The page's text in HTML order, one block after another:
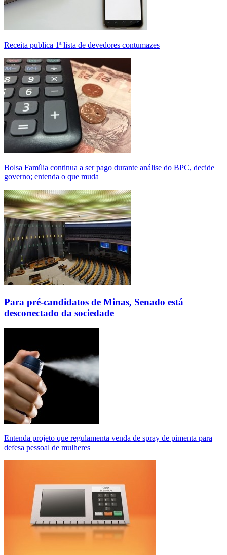
Receita publica 1ª lista de devedores contumazes
Bolsa Família continua a ser pago durante análise do BPC, decide
governo; entenda o que muda
Para pré-candidatos de Minas, Senado está
desconectado da sociedade
Entenda projeto que regulamenta venda de spray de pimenta para
defesa pessoal de mulheres